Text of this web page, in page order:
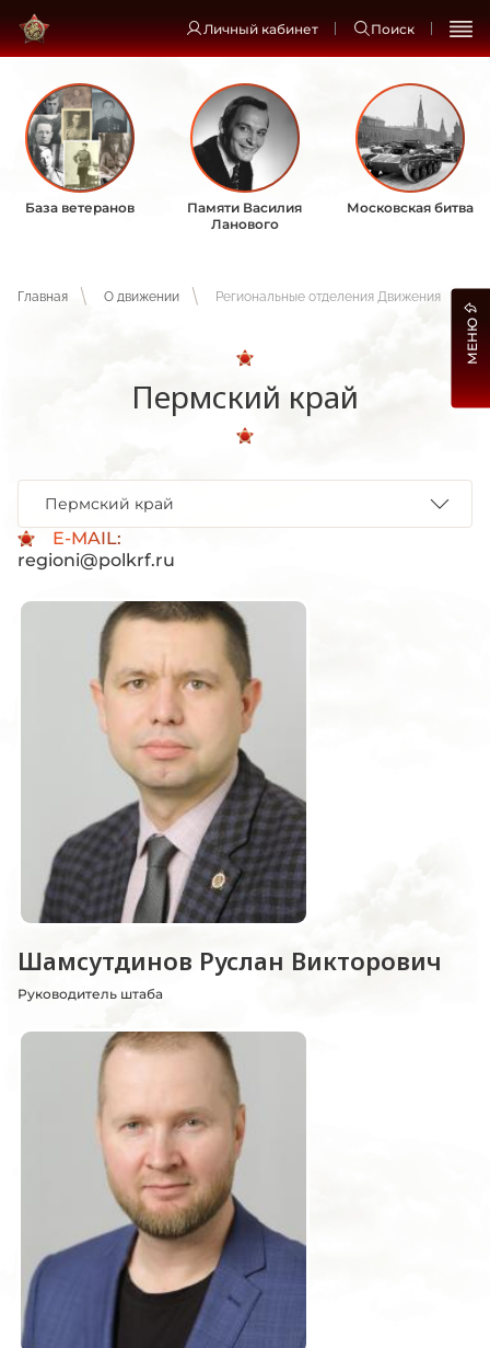
Личный кабинет Поиск
База ветеранов
Памяти Василия
Ланового
Московская битва
Главная О движении Региональные отделения Движения
Пермский край
E-MAIL:
regioni@polkrf.ru
Пермский край
Шамсутдинов Руслан Викторович
Руководитель штаба
МЕНЮ